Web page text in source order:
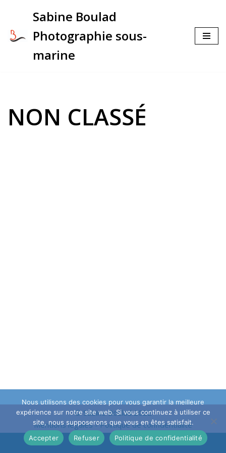
Aller
au
contenu
Sabine Boulad
Photographie sous-
marine
NON CLASSÉ
© Sabine Boulad 2022
Mentions légales-Politique de confidentialité
Neve| Propulsé parWordPress
Nous utilisons des cookies pour vous garantir la meilleure
expérience sur notre site web. Si vous continuez à utiliser ce
site, nous supposerons que vous en êtes satisfait.
Accepter
Refuser Politique de confidentialité